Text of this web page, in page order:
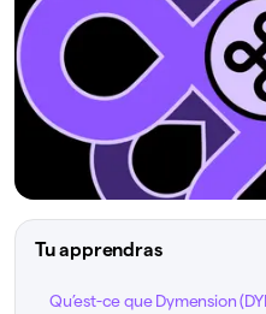
Tu apprendras
Qu’est-ce que Dymension